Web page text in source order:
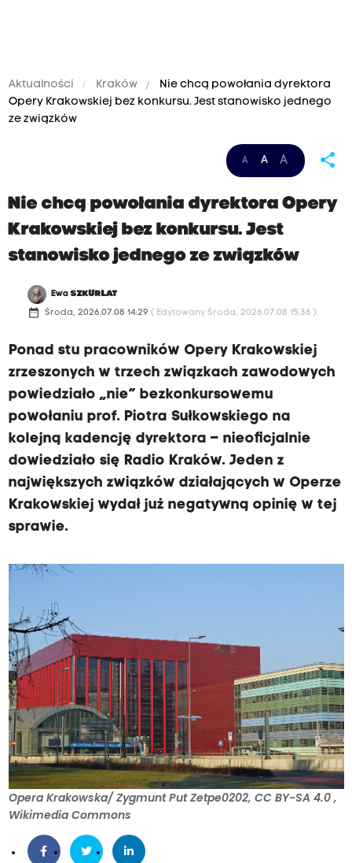
Aktualności Kraków
Nie chcą powołania dyrektora
Opery Krakowskiej bez konkursu. Jest stanowisko jednego
ze związków
A A A share
Nie chcą powołania dyrektora Opery
Krakowskiej bez konkursu. Jest
stanowisko jednego ze związków
EwaSZKURŁAT
date_range Środa, 2026.07.08 14:29 ( Edytowany Środa, 2026.07.08 15:36 )
Ponad stu pracowników Opery Krakowskiej
zrzeszonych w trzech związkach zawodowych
powiedziało „nie” bezkonkursowemu
powołaniu prof. Piotra Sułkowskiego na
kolejną kadencję dyrektora – nieoficjalnie
dowiedziało się Radio Kraków. Jeden z
największych związków działających w Operze
Krakowskiej wydał już negatywną opinię w tej
sprawie.
Opera Krakowska/ Zygmunt Put Zetpe0202, CC BY-SA 4.0 ,
Wikimedia Commons